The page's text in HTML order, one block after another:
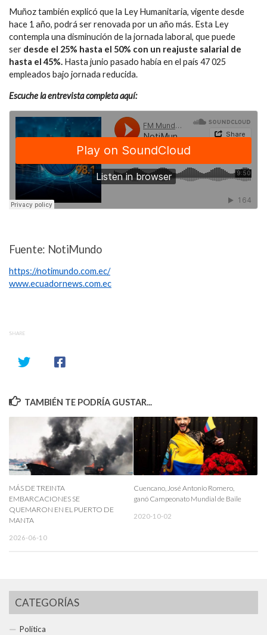
Muñoz también explicó que la Ley Humanitaria, vigente desde
hace 1 año, podrá ser renovada por un año más. Esta Ley
contempla una disminución de la jornada laboral, que puede
ser desde el 25% hasta el 50% con un reajuste salarial de
hasta el 45%. Hasta junio pasado había en el país 47 025
empleados bajo jornada reducida.
Escuche la entrevista completa aquí:
Fuente: NotiMundo
https://notimundo.com.ec/
www.ecuadornews.com.ec
SHARE
TAMBIÉN TE PODRÍA GUSTAR...
MÁS DE TREINTA
EMBARCACIONES SE
QUEMARON EN EL PUERTO DE
MANTA
2026-06-10
Cuencano, José Antonio Romero,
ganó Campeonato Mundial de Baile
2020-10-02
CATEGORÍAS
Política